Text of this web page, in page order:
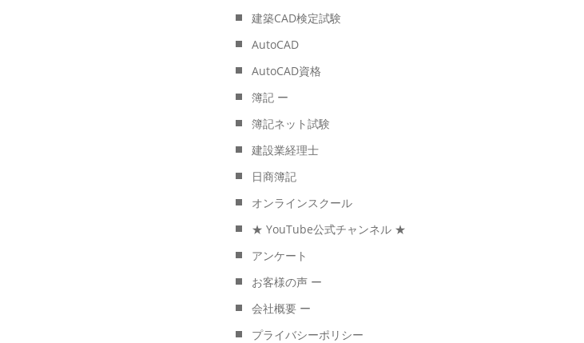
建築CAD検定試験
AutoCAD
AutoCAD資格
簿記 ー
簿記ネット試験
建設業経理士
日商簿記
オンラインスクール
★ YouTube公式チャンネル ★
アンケート
お客様の声 ー
会社概要 ー
プライバシーポリシー